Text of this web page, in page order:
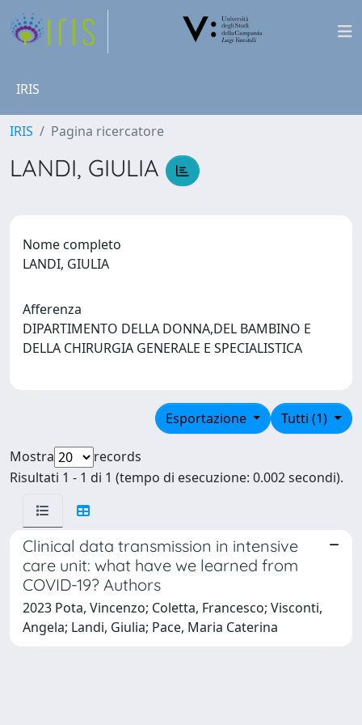
IRIS
IRIS Pagina ricercatore
LANDI, GIULIA
Nome completo
LANDI, GIULIA
Afferenza
DIPARTIMENTO DELLA DONNA,DEL BAMBINO E
DELLA CHIRURGIA GENERALE E SPECIALISTICA
Tutti (1)
Esportazione
Mostra
records
Risultati 1 - 1 di 1 (tempo di esecuzione: 0.002 secondi).
Clinical data transmission in intensive
care unit: what have we learned from
COVID-19? Authors
2023 Pota, Vincenzo; Coletta, Francesco; Visconti,
Angela; Landi, Giulia; Pace, Maria Caterina